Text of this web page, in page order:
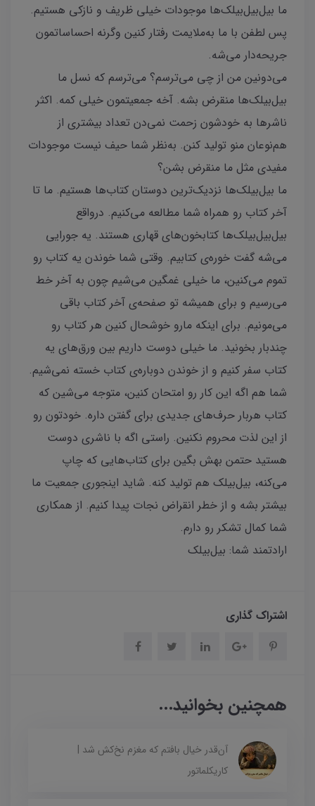
ما بیل‌بیل‌بیلک‌ها موجودات خیلی ظریف و نازکی هستیم.
پس لطفن با ما به‌ملایمت رفتار کنین وگرنه احساساتمون
جریحه‌دار می‌شه.
می‌دونین من از چی می‌ترسم؟ می‌ترسم که نسل ما
بیل‌بیلک‌ها منقرض بشه. آخه جمعیتمون خیلی کمه. اکثر
ناشرها به خودشون زحمت نمی‌دن تعداد بیشتری از
هم‌نوعان منو تولید کنن. به‌نظر شما حیف نیست موجودات
مفیدی مثل ما منقرض بشن؟
ما بیل‌بیلک‌ها نزدیک‌ترین دوستان کتاب‌ها هستیم. ما تا
آخر کتاب رو همراه شما مطالعه می‌کنیم. در‌واقع
بیل‌بیل‌بیلک‌ها کتابخون‌های قهاری هستند. یه جورایی
می‌شه گفت خوره‌ی کتابیم. وقتی شما خوندن یه کتاب رو
تموم می‌کنین، ما خیلی غمگین می‌شیم چون به آخر خط
می‌رسیم و برای همیشه تو صفحه‌ی آخر کتاب باقی
می‌مونیم. برای اینکه مارو خوشحال کنین هر کتاب رو
چندبار بخونید. ما خیلی دوست داریم بین ورق‌های یه
کتاب سفر کنیم و از خوندن دوباره‌ی کتاب خسته نمی‌شیم.
شما هم اگه این کار رو امتحان کنین، متوجه می‌شین که
کتاب هربار حرف‌های جدیدی برای گفتن داره. خودتون رو
از این لذت محروم نکنین. راستی اگه با ناشری دوست
هستید حتمن بهش بگین برای کتاب‌هایی که چاپ
می‌کنه، بیل‌بیلک‌ هم تولید کنه. شاید اینجوری جمعیت ما
بیشتر بشه و از خطر انقراض نجات پیدا کنیم. از همکاری
شما کمال تشکر رو دارم.
ارادتمند شما: بیل‌بیلک‌
اشتراک گذاری
همچنین بخوانید...
آن‌قدر خیال بافتم که مغزم نخ‌کش شد |
کاریکلماتور